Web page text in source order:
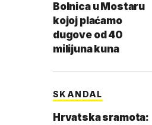
Bolnica u Mostaru
kojoj plaćamo
dugove od 40
milijuna kuna
SKANDAL
Hrvatska sramota: